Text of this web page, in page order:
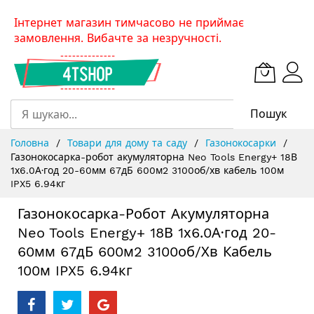
SkipІнтернет магазин тимчасово не приймає
замовлення. Вибачте за незручності.
Пошук
Головна Товари для дому та саду
Газонокосарки
Газонокосарка-робот акумуляторна Neo Tools Energy+ 18В
1х6.0А·год 20-60мм 67дБ 600м2 3100об/хв кабель 100м
IPX5 6.94кг
Газонокосарка-Робот Акумуляторна
Neo Tools Energy+ 18В 1х6.0А·год 20-
60мм 67дБ 600м2 3100об/хв Кабель
100м IPX5 6.94кг